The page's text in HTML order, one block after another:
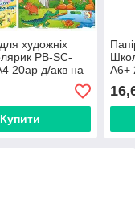
художніх
PB-SC-
20ар д/акв на
кар. "Prof-
Купити
А6+